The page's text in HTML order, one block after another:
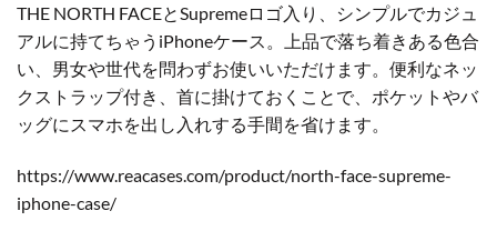
THE NORTH FACEとSupremeロゴ入り、シンプルでカジュ
アルに持てちゃうiPhoneケース。上品で落ち着きある色合
い、男女や世代を問わずお使いいただけます。便利なネッ
クストラップ付き、首に掛けておくことで、ポケットやバ
ッグにスマホを出し入れする手間を省けます。
https://www.reacases.com/product/north-face-supreme-
iphone-case/